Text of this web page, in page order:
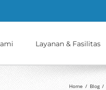
Layanan & Fasilitas
Home / Blog /